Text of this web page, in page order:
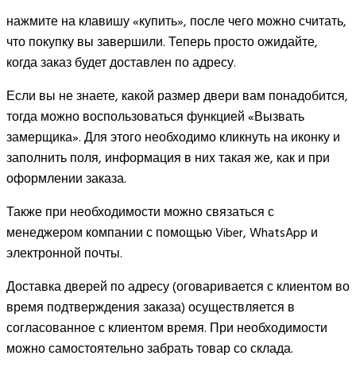
нажмите на клавишу «купить», после чего можно считать,
что покупку вы завершили. Теперь просто ожидайте,
когда заказ будет доставлен по адресу.
Если вы не знаете, какой размер двери вам понадобится,
тогда можно воспользоваться функцией «Вызвать
замерщика». Для этого необходимо кликнуть на иконку и
заполнить поля, информация в них такая же, как и при
оформлении заказа.
Также при необходимости можно связаться с
менеджером компании с помощью Viber, WhatsApp и
электронной почты.
Доставка дверей по адресу (оговаривается с клиентом во
время подтверждения заказа) осуществляется в
согласованное с клиентом время. При необходимости
можно самостоятельно забрать товар со склада.